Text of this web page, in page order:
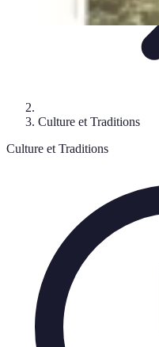
Culture et Traditions
Culture et Traditions